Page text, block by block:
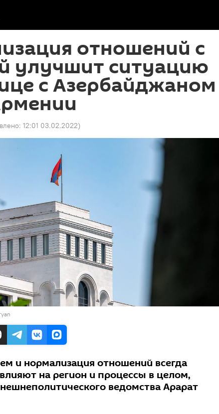
отношений с
улучшит ситуацию
с Азербайджаном
12:01 03.02.2022)
и нормализация отношений всегда
на регион и процессы в целом,
ведомства Арарат